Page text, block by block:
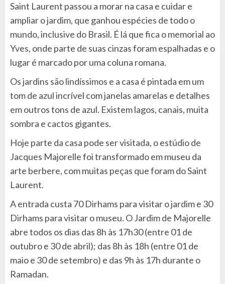
Saint Laurent passou a morar na casa e cuidar e
ampliar o jardim, que ganhou espécies de todo o
mundo, inclusive do Brasil. É lá que fica o memorial ao
Yves, onde parte de suas cinzas foram espalhadas e o
lugar é marcado por uma coluna romana.
Os jardins são lindíssimos e a casa é pintada em um
tom de azul incrível com janelas amarelas e detalhes
em outros tons de azul. Existem lagos, canais, muita
sombra e cactos gigantes.
Hoje parte da casa pode ser visitada, o estúdio de
Jacques Majorelle foi transformado em museu da
arte berbere, com muitas peças que foram do Saint
Laurent.
A entrada custa 70 Dirhams para visitar o jardim e 30
Dirhams para visitar o museu. O Jardim de Majorelle
abre todos os dias das 8h às 17h30 (entre 01 de
outubro e 30 de abril); das 8h às 18h (entre 01 de
maio e 30 de setembro) e das 9h às 17h durante o
Ramadan.